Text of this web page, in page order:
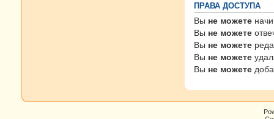
ПРАВА ДОСТУПА
Вы не можете
Вы не можете
Вы не можете
Вы не можете
Вы не можете